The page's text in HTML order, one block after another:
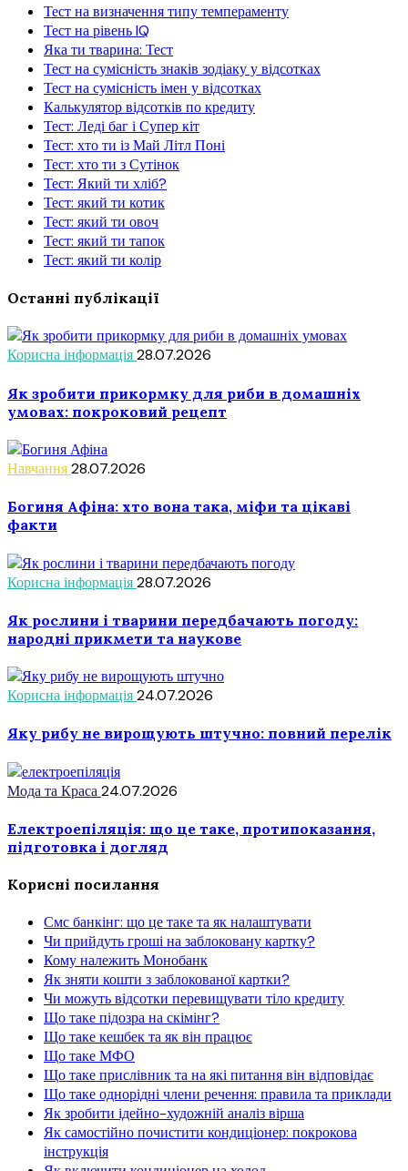
Тест на визначення типу темпераменту
Тест на рівень IQ
Яка ти тварина: Тест
Тест на сумісність знаків зодіаку у відсотках
Тест на сумісність імен у відсотках
Калькулятор відсотків по кредиту
Тест: Леді баг і Супер кіт
Тест: хто ти із Май Літл Поні
Тест: хто ти з Сутінок
Тест: Який ти хліб?
Тест: який ти котик
Тест: який ти овоч
Тест: який ти тапок
Тест: який ти колір
Останні публікації
Корисна інформація28.07.2026
Як зробити прикормку для риби в домашніх
умовах: покроковий рецепт
Навчання28.07.2026
Богиня Афіна: хто вона така, міфи та цікаві
факти
Корисна інформація28.07.2026
Як рослини і тварини передбачають погоду:
народні прикмети та наукове
Корисна інформація24.07.2026
Яку рибу не вирощують штучно: повний перелік
Мода та Краса24.07.2026
Електроепіляція: що це таке, протипоказання,
підготовка і догляд
Корисні посилання
Смс банкінг: що це таке та як налаштувати
Чи прийдуть гроші на заблоковану картку?
Кому належить Монобанк
Як зняти кошти з заблокованої картки?
Чи можуть відсотки перевищувати тіло кредиту
Що таке підозра на скімінг?
Що таке кешбек та як він працює
Що таке МФО
Що таке прислівник та на які питання він відповідає
Що таке однорідні члени речення: правила та приклади
Як зробити ідейно-художній аналіз вірша
Як самостійно почистити кондиціонер: покрокова
інструкція